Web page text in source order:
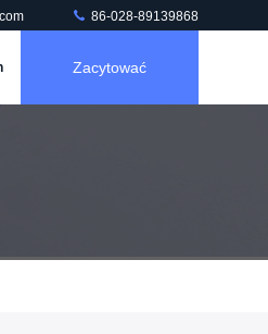
86-028-89139868
Zacytować